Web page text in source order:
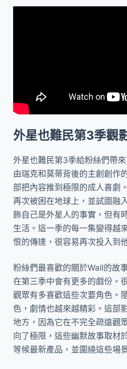
外星也難民第3季觀
外星也難民第3季給粉絲們帶
由瑞克和莫蒂背後的主創創作
部把內容推到極限的成人喜劇
再次被困在地球上，並試圖融
飾自己是外星人的事實，但有
生活。這一季的每一集變得越
恨的傳達，很容易再次投入到
粉絲們最喜歡的關於Wall的故
在第三季中會有更多的戲份。
觀眾有多喜歡這些次要角色。
色，劇情也越來越精彩。這部
地方，因為它在不完全疏遠觀
向了極限，這些幽默故事取材
等候最新產品，並圍繞這些場